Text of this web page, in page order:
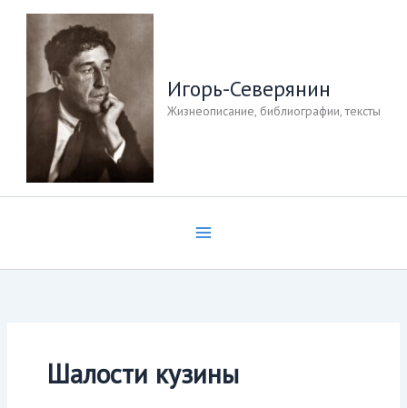
Перейти
содержимому
Игорь-Северянин
Жизнеописание, библиографии, тексты
Шалости кузины